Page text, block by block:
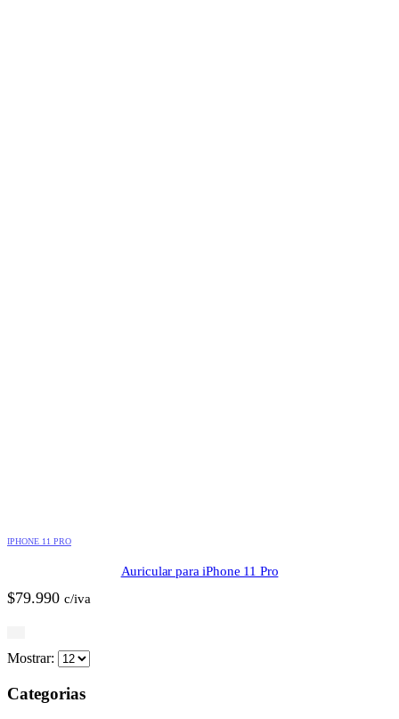
IPHONE 11 PRO
Auricular para iPhone 11 Pro
$79.990 c/iva
Mostrar:
Categorias